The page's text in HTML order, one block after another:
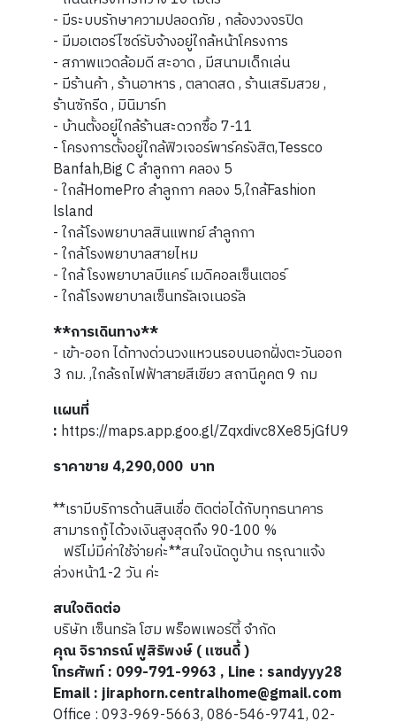
- มีระบบรักษาความปลอดภัย , กล้องวงจรปิด
- มีมอเตอร์ไซด์รับจ้างอยู่ใกล้หน้าโครงการ
- สภาพแวดล้อมดี สะอาด , มีสนามเด็กเล่น
- มีร้านค้า , ร้านอาหาร , ตลาดสด , ร้านเสริมสวย ,
ร้านซักรีด , มินิมาร์ท
- บ้านตั้งอยู่ใกล้ร้านสะดวกซื้อ 7-11
- โครงการตั้งอยู่ใกล้ฟิวเจอร์พาร์ครังสิต,Tessco
Banfah,Big C ลำลูกกา คลอง 5
- ใกล้HomePro ลำลูกกา คลอง 5,ใกล้Fashion
lsland
- ใกล้โรงพยาบาลสินแพทย์ ลำลูกกา
- ใกล้โรงพยาบาลสายไหม
- ใกล้ โรงพยาบาลบีแคร์ เมดิคอลเซ็นเตอร์
- ใกล้โรงพยาบาลเซ็นทรัลเจเนอรัล
**การเดินทาง**
- เข้า-ออก ได้ทางด่วนวงแหวนรอบนอกฝั่งตะวันออก
3 กม. ,ใกล้รถไฟฟ้าสายสีเขียว สถานีคูคต 9 กม
แผนที่
: https://maps.app.goo.gl/Zqxdivc8Xe85jGfU9
ราคาขาย 4,290,000 บาท
**เรามีบริการด้านสินเชื่อ ติดต่อได้กับทุกธนาคาร
สามารถกู้ได้วงเงินสูงสุดถึง 90-100 %
ฟรีไม่มีค่าใช้จ่ายค่ะ**สนใจนัดดูบ้าน กรุณาแจ้ง
ล่วงหน้า1-2 วัน ค่ะ
สนใจติดต่อ
บริษัท เซ็นทรัล โฮม พร็อพเพอร์ตี้ จำกัด
คุณ จิราภรณ์ ฟูสิริพงษ์ ( แซนดี้ )
โทรศัพท์ : 099-791-9963 , Line : sandyyy28
Email : jiraphorn.centralhome@gmail.com
Office : 093-969-5663, 086-546-9741, 02-